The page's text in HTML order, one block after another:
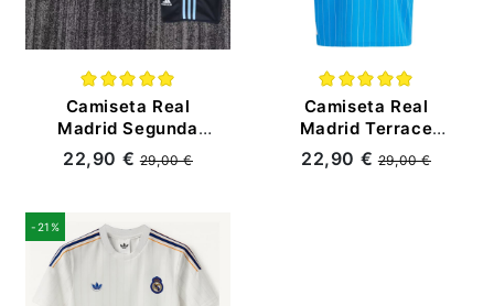
Camiseta Real
Madrid Segunda
Equipación Retro
2003/04 Negro Niño
22,90 €29,00 €
Camiseta Real
Madrid Terrace
Icons Retro 2025/26
Azul
22,90 €29,00 €
-21%